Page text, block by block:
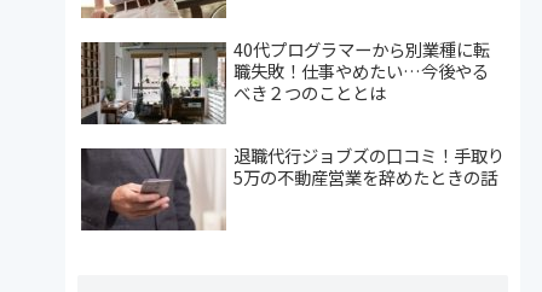
40代プログラマーから別業種に転
職失敗！仕事やめたい…今後やる
べき２つのこととは
退職代行ジョブズの口コミ！手取り
5万の不動産営業を辞めたときの話